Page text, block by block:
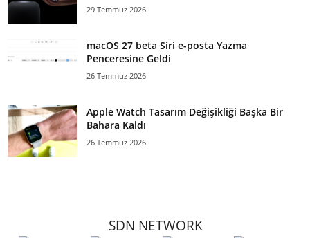
29 Temmuz 2026
macOS 27 beta Siri e-posta Yazma
Penceresine Geldi
26 Temmuz 2026
Apple Watch Tasarım Değişikliği Başka Bir
Bahara Kaldı
26 Temmuz 2026
SDN NETWORK